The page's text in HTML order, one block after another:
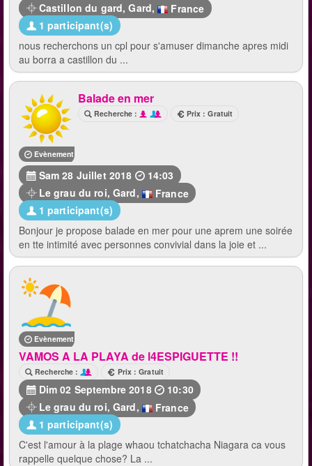
Castillon du gard,Gard,
France
1 participant(s)
nous recherchons un cpl pour s'amuser dimanche apres midi
au borra a castillon du ...
Evènement terminé
Balade en mer
Recherche : Prix : Gratuit
Sam 28 Juillet 2018
14:03
Le grau du roi,Gard,
France
1 participant(s)
Bonjour je propose balade en mer pour une aprem une soirée
en tte intimité avec personnes convivial dans la joie et ...
Evènement terminé
VAMOS A LA PLAYA de l4ESPIGUETTE !!
Recherche : Prix : Gratuit
Dim 02 Septembre 2018
10:30
Le grau du roi,Gard,
France
1 participant(s)
C'est l'amour à la plage whaou tchatchacha Niagara ca vous
rappelle quelque chose? La ...